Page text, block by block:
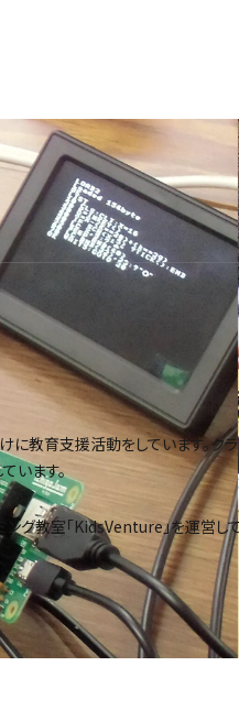
。そのような思いからIT教育
広げています。
育支援活動をしています。ク
います。
教室「KidsVenture」を運営し